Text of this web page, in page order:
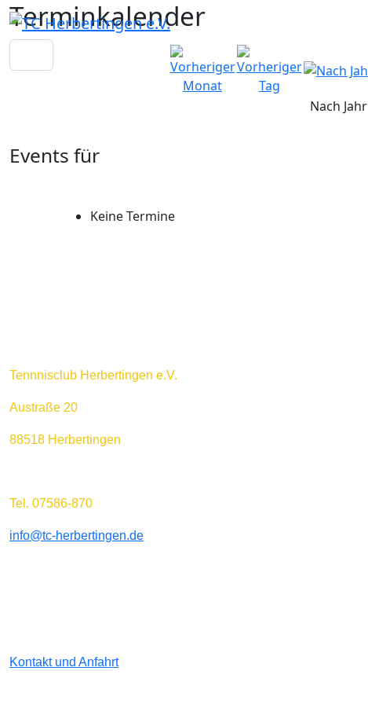
Terminkalender
Nach Jahr
Events für
Keine Termine
Tennnisclub Herbertingen e.V.
Austraße 20
88518 Herbertingen
Tel. 07586-870
info@tc-herbertingen.de
Kontakt und Anfahrt